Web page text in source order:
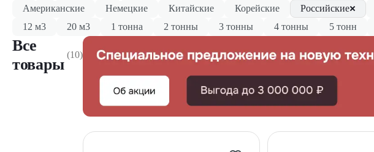
Американские Немецкие Китайские Корейские Российские
12 м3
20 м3 1 тонна 2 тонны 3 тонны 4 тонны 5 тонн
Все
товары
(10)